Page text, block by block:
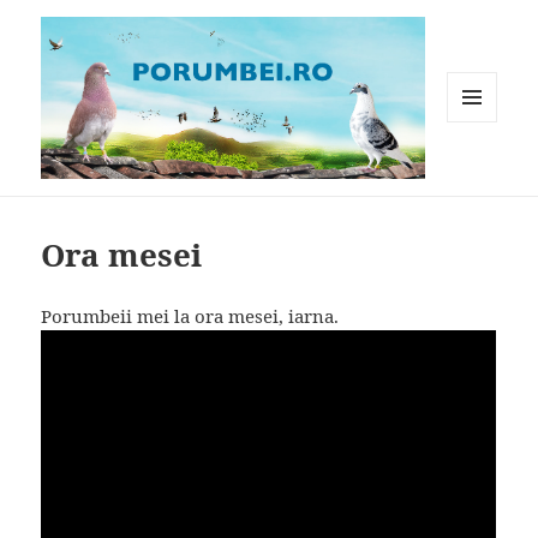
Ora mesei
Porumbeii mei la ora mesei, iarna.